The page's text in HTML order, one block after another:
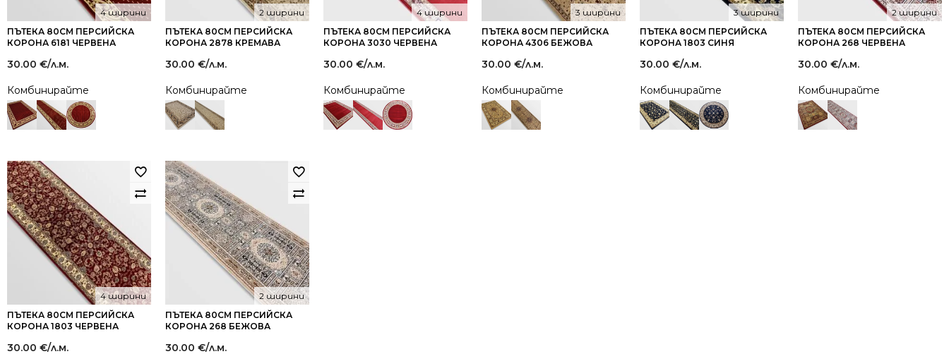
ПЪТЕКА 80СМ ПЕРСИЙСКА
КОРОНА 6181 ЧЕРВЕНА
4 ширини
30.00 €/л.м.
Комбинирайте
ПЪТЕКА 80СМ ПЕРСИЙСКА
КОРОНА 2878 КРЕМАВА
2 ширини
30.00 €/л.м.
Комбинирайте
ПЪТЕКА 80СМ ПЕРСИЙСКА
КОРОНА 3030 ЧЕРВЕНА
4 ширини
30.00 €/л.м.
Комбинирайте
ПЪТЕКА 80СМ ПЕРСИЙСКА
КОРОНА 4306 БЕЖОВА
3 ширини
30.00 €/л.м.
Комбинирайте
ПЪТЕКА 80СМ ПЕРСИЙСКА
КОРОНА 1803 СИНЯ
3 ширини
30.00 €/л.м.
Комбинирайте
ПЪТЕКА 80СМ ПЕРСИЙСКА
КОРОНА 268 ЧЕРВЕНА
2 ширини
30.00 €/л.м.
Комбинирайте
ПЪТЕКА 80СМ ПЕРСИЙСКА
КОРОНА 1803 ЧЕРВЕНА
4 ширини
30.00 €/л.м.
ПЪТЕКА 80СМ ПЕРСИЙСКА
КОРОНА 268 БЕЖОВА
2 ширини
30.00 €/л.м.